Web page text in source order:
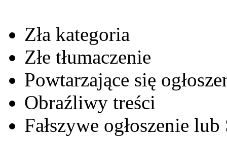
Zła kategoria
Złe tłumaczenie
Powtarzające się
Obraźliwy treści
Fałszywe ogłoszenie lub